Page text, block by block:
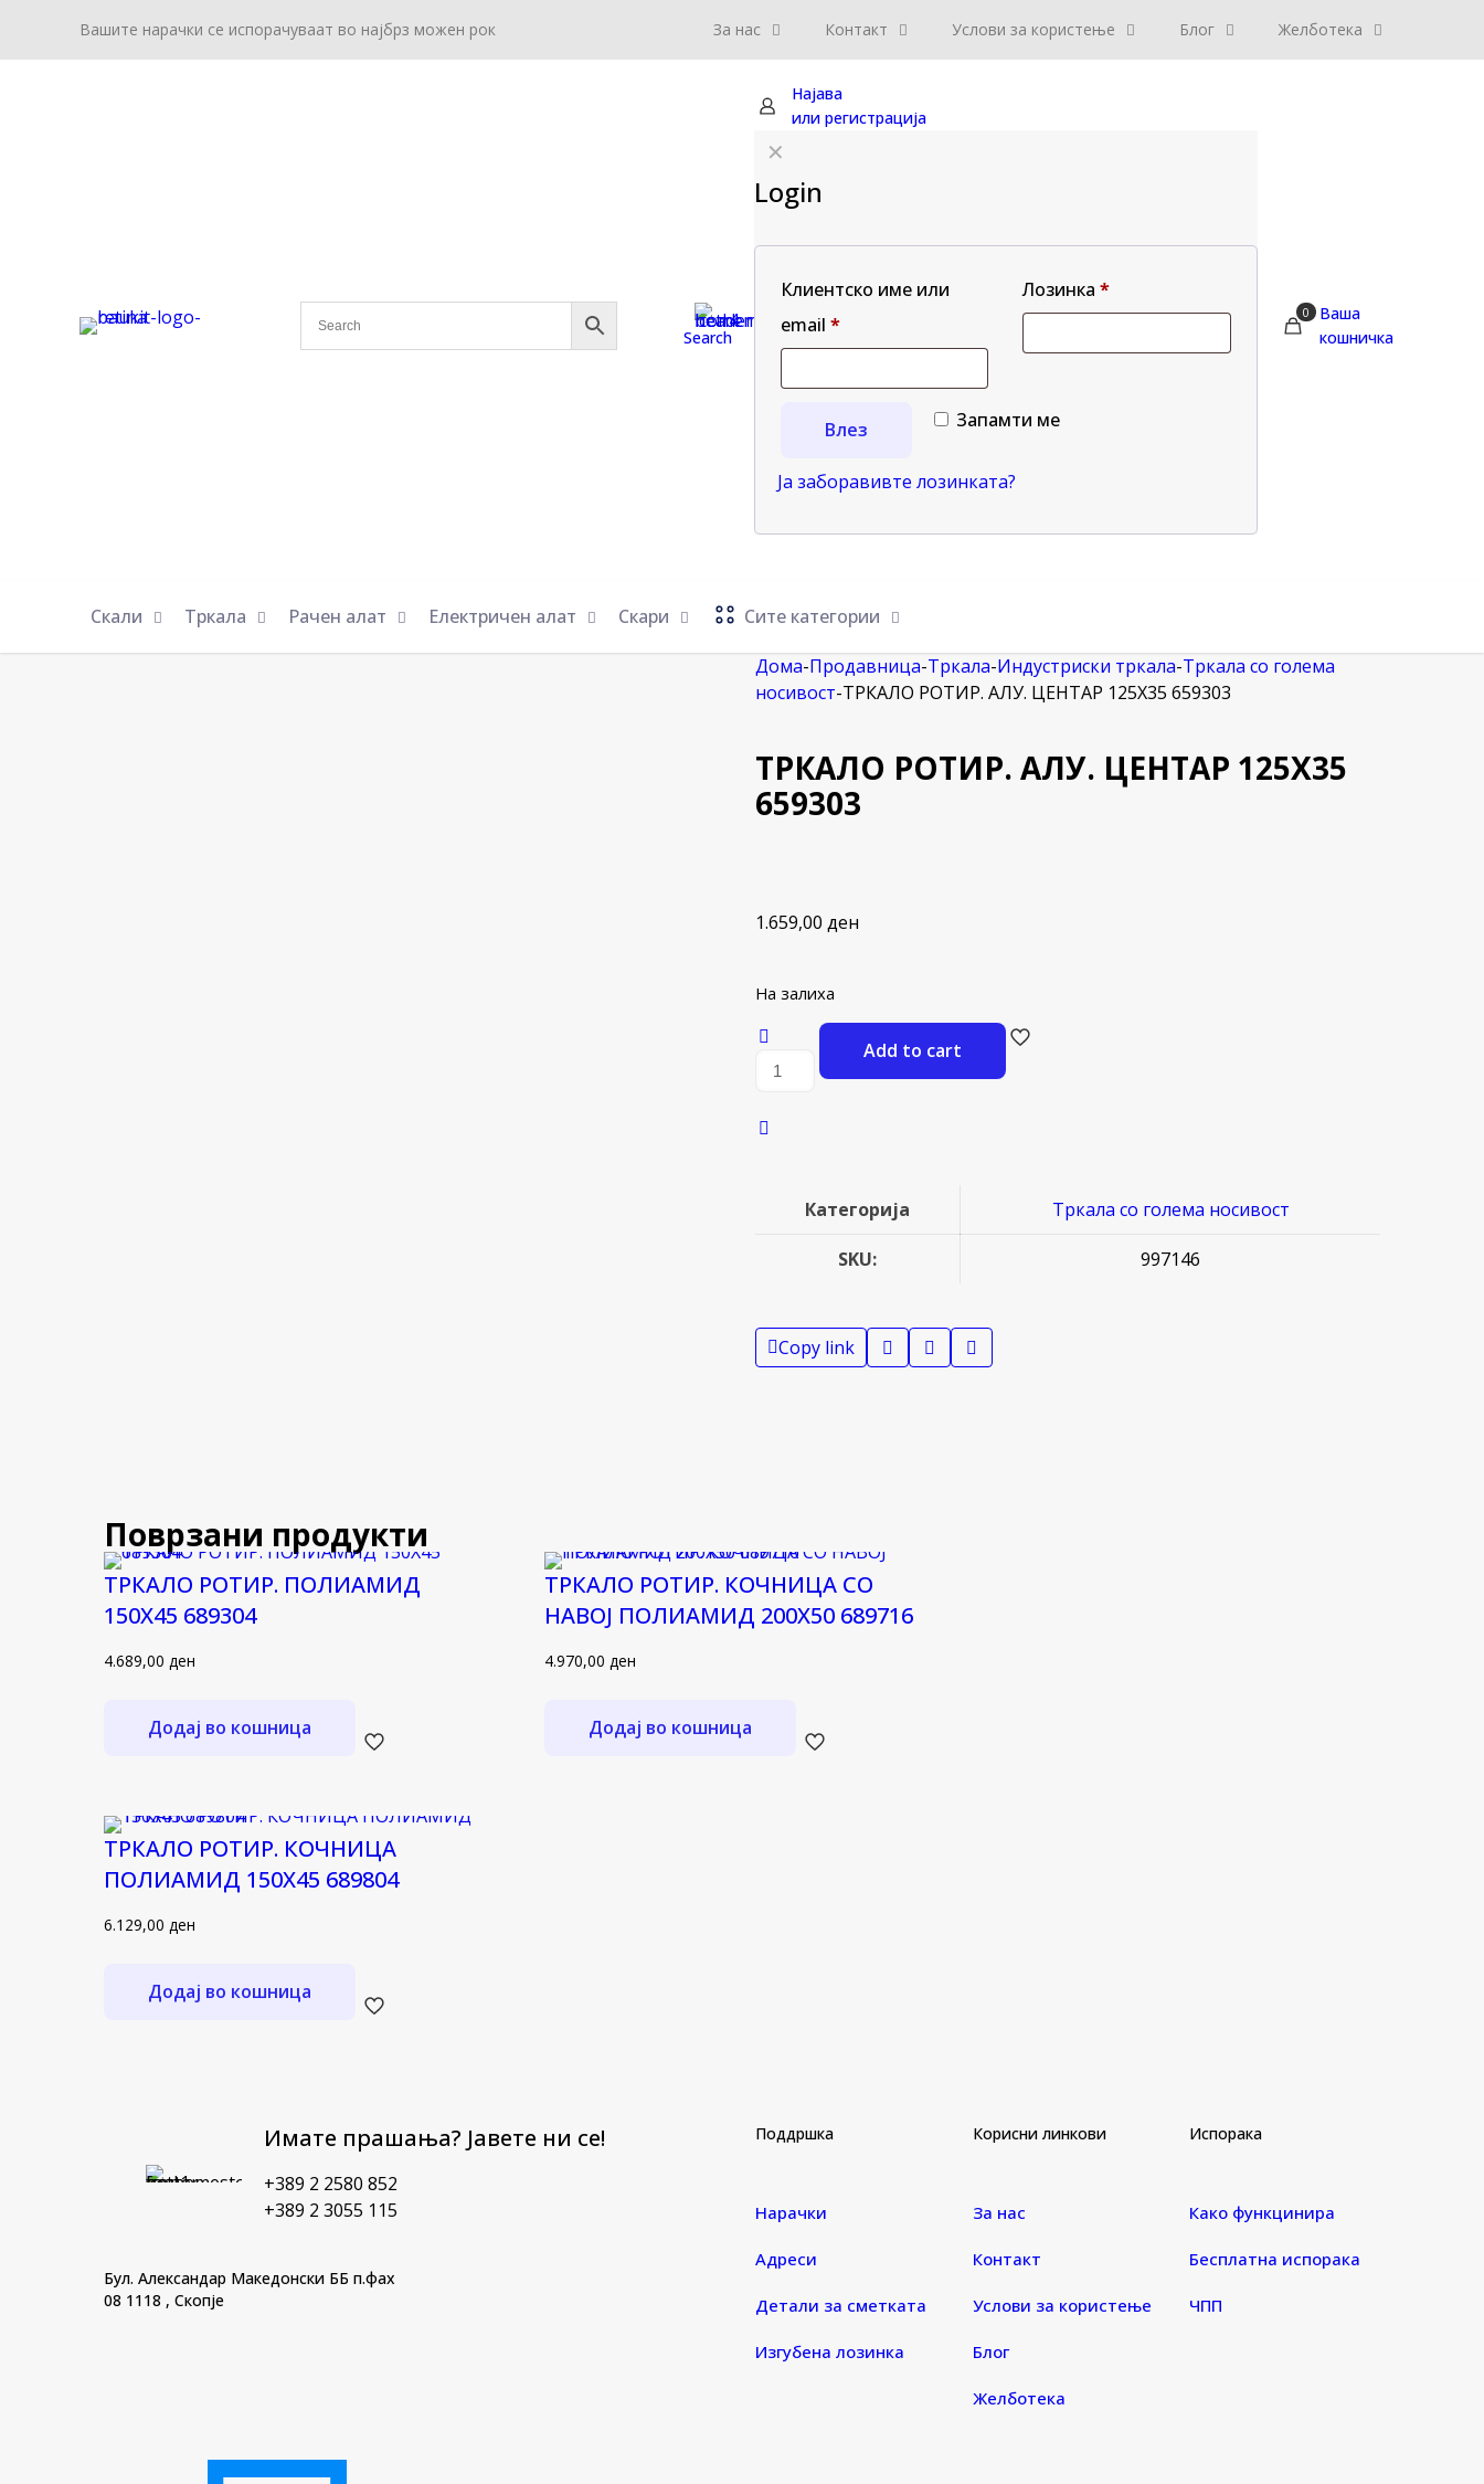
Вашите нарачки се испорачуваат во најбрз можен рок За нас Контакт Услови за користење Блог Желботека
Search
Најава
или регистрација
✕
Login
Клиентско име или
email *
Лозинка*
Запамти ме
Влез
Ја заборавивте лозинката?
0
Ваша
кошничка
Скали Тркала Рачен алат Електричен алат Скари Сите категории
Дома-Продавница-Тркала-Индустриски тркала-Тркала со голема
носивост-ТРКАЛО РОТИР. АЛУ. ЦЕНТАР 125Х35 659303
ТРКАЛО РОТИР. АЛУ. ЦЕНТАР 125Х35
659303
1.659,00 ден
На залиха
ТРКАЛО
ЦЕНТАР
количина
Add to cart
Категорија Тркала со голема носивост
SKU: 997146
Copy link
Поврзани продукти
ТРКАЛО РОТИР. ПОЛИАМИД
150Х45 689304
4.689,00 ден
Додај во кошница
ТРКАЛО РОТИР. КОЧНИЦА СО
НАВОЈ ПОЛИАМИД 200Х50 689716
4.970,00ден
Додај во кошница
ТРКАЛО РОТИР. КОЧНИЦА
ПОЛИАМИД 150Х45 689804
6.129,00 ден
Додај во кошница
Имате прашања? Јавете ни се!
+389 2 2580 852
+389 2 3055 115
Бул. Александар Македонски ББ п.фах
08 1118 , Скопје
Поддршка
Нарачки
Адреси
Детали за сметката
Изгубена лозинка
Корисни линкови
За нас
Контакт
Услови за користење
Блог
Желботека
Испорака
Како функцинира
Бесплатна испорака
ЧПП